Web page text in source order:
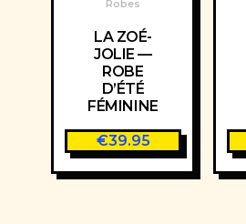
Robes
LA ZOÉ-
JOLIE —
ROBE
D’ÉTÉ
FÉMININE
€39.95